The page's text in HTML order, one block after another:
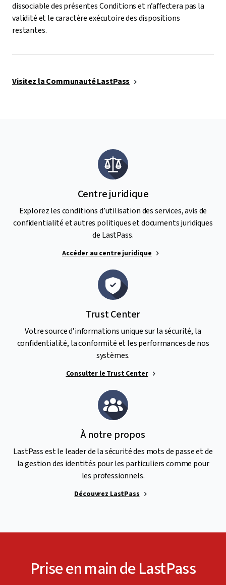
dissociable des présentes Conditions et n’affectera pas la
validité et le caractère exécutoire des dispositions
restantes.
Visitez la Communauté LastPass
Centre juridique
Explorez les conditions d’utilisation des services, avis de
confidentialité et autres politiques et documents juridiques
de LastPass.
Accéder au centre juridique
Trust Center
Votre source d’informations unique sur la sécurité, la
confidentialité, la conformité et les performances de nos
systèmes.
Consulter le Trust Center
À notre propos
LastPass est le leader de la sécurité des mots de passe et de
la gestion des identités pour les particuliers comme pour
les professionnels.
Découvrez LastPass
Prise en main de LastPass